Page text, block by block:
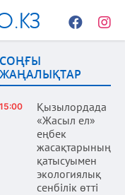
Facebook
СОҢҒЫ
ЖАҢАЛЫҚТАР
15:00
Қызылордада
«Жасыл ел»
еңбек
жасақтарының
қатысуымен
экологиялық
сенбілік өтті